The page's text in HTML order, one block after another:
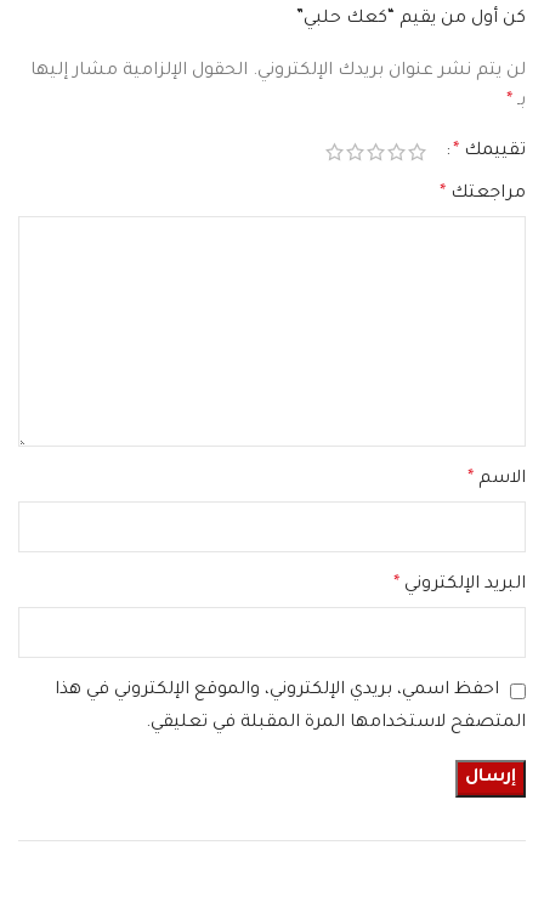
كن أول من يقيم “كعك حلبي”
لن يتم نشر عنوان بريدك الإلكتروني. الحقول الإلزامية مشار إليها
بـ *
تقييمك *
مراجعتك *
الاسم *
البريد الإلكتروني *
احفظ اسمي، بريدي الإلكتروني، والموقع الإلكتروني في هذا
المتصفح لاستخدامها المرة المقبلة في تعليقي.